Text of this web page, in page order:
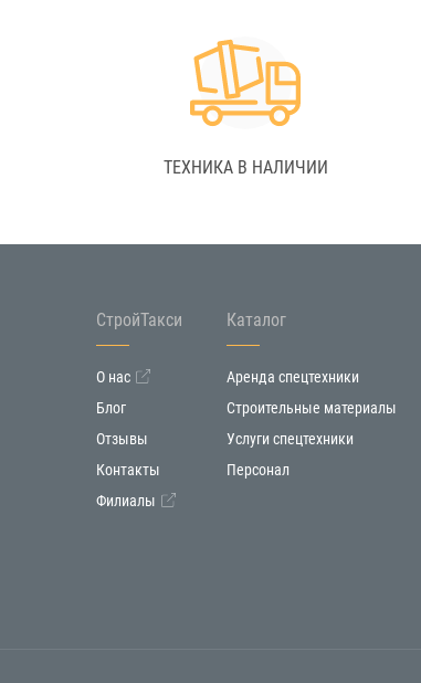
ТЕХНИКА В НАЛИЧИИ
СтройТакси
О нас
Блог
Отзывы
Контакты
Филиалы
Каталог
Аренда спецтехники
Строительные материалы
Услуги спецтехники
Персонал